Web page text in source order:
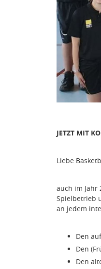
JETZT MIT
Liebe
auch im Jahr
Spielbetrieb
an jedem
Den
Den
Den